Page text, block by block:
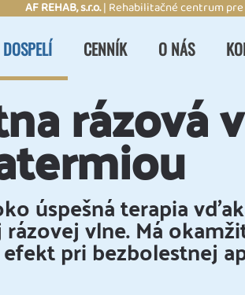
AF REHAB, s.r.o.| Rehabilitačné centrum
DOSPELÍ CENNÍK O NÁS
rázová
úspešná terapia
vlne. Má
pri bezbolestnej